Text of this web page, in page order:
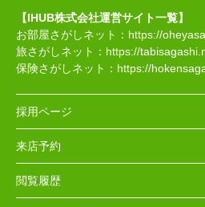
【IHUB株式会社運営サイト一覧】
お部屋さがしネット： https://
旅さがしネット： https://
保険さがしネット： https://
採用ページ
来店予約
閲覧履歴